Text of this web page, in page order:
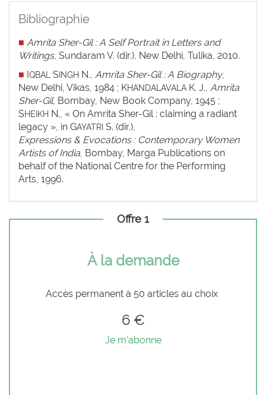
Bibliographie
■ Amrita Sher-Gil : A Self Portrait in Letters and
Writings, Sundaram V. (dir.), New Delhi, Tulika, 2010.
■ QBAL S INGH N., Amrita Sher-Gil : A Biography,
New Delhi, Vikas, 1984 ; KHANDALAVALA K. J., Amrita
Sher-Gil, Bombay, New Book Company, 1945 ;
SHEIKH N., « On Amrita Sher-Gil : claiming a radiant
legacy », in GAYATRI S. (dir.),
Expressions & Evocations : Contemporary Women
Artists of India, Bombay, Marga Publications on
behalf of the National Centre for the Performing
Arts, 1996.
Offre 1
À la demande
Accès permanent à 50 articles au choix
6 €
Je m'abonne